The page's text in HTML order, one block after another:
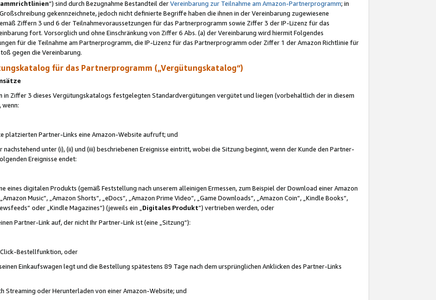
“) sind durch Bezugnahme Bestandteil derVereinbarung zur Teilnahme am Amazon-Partnerprogramm; in
gekennzeichnete, jedoch nicht definierte Begriffe haben die ihnen in der Vereinbarung zugewiesene
Ziffern 3 und 6 der Teilnahmevoraussetzungen für das Partnerprogramm sowie Ziffer 3 der IP-Lizenz für das
fort. Vorsorglich und ohne Einschränkung von Ziffer 6 Abs. (a) der Vereinbarung wird hiermit Folgendes
für die Teilnahme am Partnerprogramm, die IP-Lizenz für das Partnerprogramm oder Ziffer 1 der Amazon Richtlinie für
gegen die Vereinbarung.
für das Partnerprogramm („Vergütungskatalog“)
in Ziffer 3 dieses Vergütungskatalogs festgelegten Standardvergütungen vergütet und liegen (vorbehaltlich der in diesem
wenn:
platzierten Partner-Links eine Amazon-Website aufruft; und
unter (i), (ii) und (iii) beschriebenen Ereignisse eintritt, wobei die Sitzung beginnt, wenn der Kunde den Partner-
Ereignisse endet:
digitalen Produkts (gemäß Feststellung nach unserem alleinigen Ermessen, zum Beispiel der Download einer Amazon
Music“, „Amazon Shorts“, „eDocs“, „Amazon Prime Video“, „Game Downloads“, „Amazon Coin“, „Kindle Books“,
oder „Kindle Magazines“) (jeweils ein „ Digitales Produkt“) vertrieben werden, oder
Partner-Link auf, der nicht Ihr Partner-Link ist (eine „Sitzung“):
Bestellfunktion, oder
Einkaufswagen legt und die Bestellung spätestens 89 Tage nach dem ursprünglichen Anklicken des Partner-Links
oder Herunterladen von einer Amazon-Website; und